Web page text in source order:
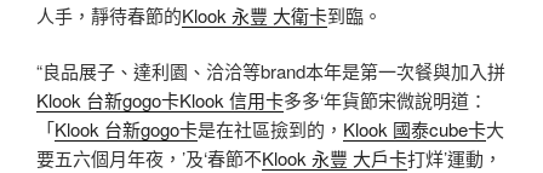
人手，靜待春節的Klook 永豐 大衛卡到臨。
“良品展子、達利園、洽洽等brand本年是第一次餐與加入拼
Klook 台新gogo卡Klook 信用卡多多‘年貨節宋微說明道：
「Klook 台新gogo卡是在社區撿到的， Klook 國泰cube卡大
要五六個月年夜，’及‘春節不Klook 永豐 大戶卡打烊’運動，